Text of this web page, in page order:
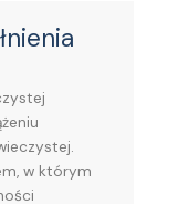
w którym